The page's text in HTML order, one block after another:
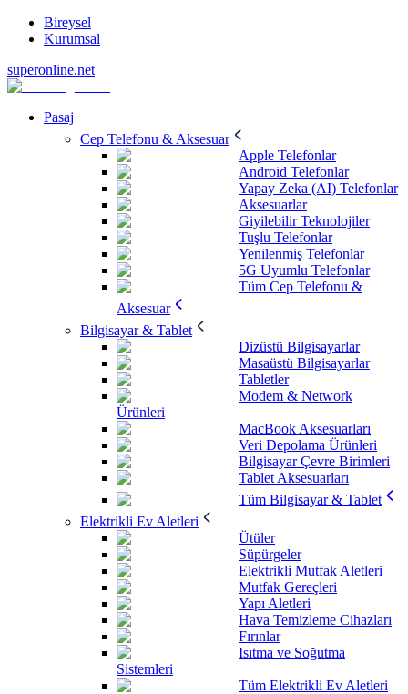
Bireysel
Kurumsal
superonline.net
Pasaj
Cep Telefonu & Aksesuar
Apple Telefonlar
Android Telefonlar
Yapay Zeka (AI) Telefonlar
Aksesuarlar
Giyilebilir Teknolojiler
Tuşlu Telefonlar
Yenilenmiş Telefonlar
5G Uyumlu Telefonlar
Tüm Cep Telefonu &
Aksesuar
Bilgisayar & Tablet
Dizüstü Bilgisayarlar
Masaüstü Bilgisayarlar
Tabletler
Modem & Network
Ürünleri
MacBook Aksesuarları
Veri Depolama Ürünleri
Bilgisayar Çevre Birimleri
Tablet Aksesuarları
Tüm Bilgisayar & Tablet
Elektrikli Ev Aletleri
Ütüler
Süpürgeler
Elektrikli Mutfak Aletleri
Mutfak Gereçleri
Yapı Aletleri
Hava Temizleme Cihazları
Fırınlar
Isıtma ve Soğutma
Sistemleri
Tüm Elektrikli Ev Aletleri